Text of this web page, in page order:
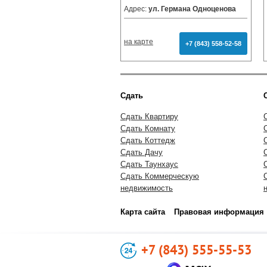
Адрес: ул. Германа Одноценова
на карте +7 (843) 558-52-58
Сдать
Сдать Квартиру
Сдать Комнату
Сдать Коттедж
Сдать Дачу
Сдать Таунхаус
Сдать Коммерческую
недвижимость
Карта сайта Правовая информация
+7 (843) 555-55-53